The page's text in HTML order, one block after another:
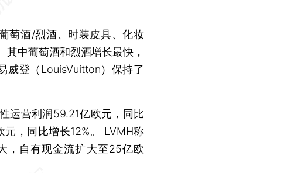
酒/烈酒、时装皮具、化妆
中葡萄酒和烈酒增长最快，
威登（LouisVuitton）保持了
营利润59.21亿欧元，同比
，同比增长12%。 LVMH称
，自有现金流扩大至25亿欧